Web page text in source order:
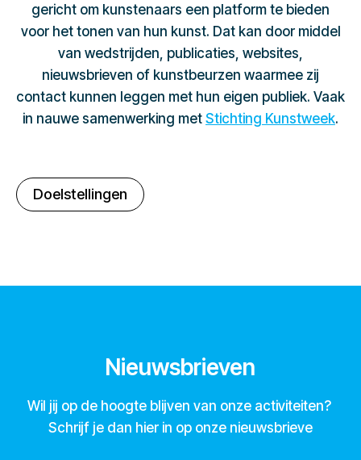
gericht om kunstenaars een platform te bieden
voor het tonen van hun kunst. Dat kan door middel
van wedstrijden, publicaties, websites,
nieuwsbrieven of kunstbeurzen waarmee zij
contact kunnen leggen met hun eigen publiek. Vaak
in nauwe samenwerking met Stichting Kunstweek.
Doelstellingen
Nieuwsbrieven
Wil jij op de hoogte blijven van onze activiteiten?
Schrijf je dan hier in op onze nieuwsbrieve